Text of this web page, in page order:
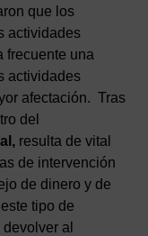
que los
actividades
frecuente una
actividades
afectación. Tras
del
resulta de vital
de intervención
de dinero y de
tipo de
al